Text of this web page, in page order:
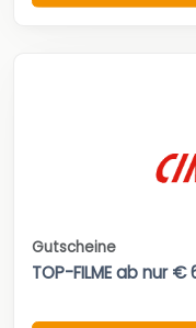
Gutscheine
TOP-FILME ab nur